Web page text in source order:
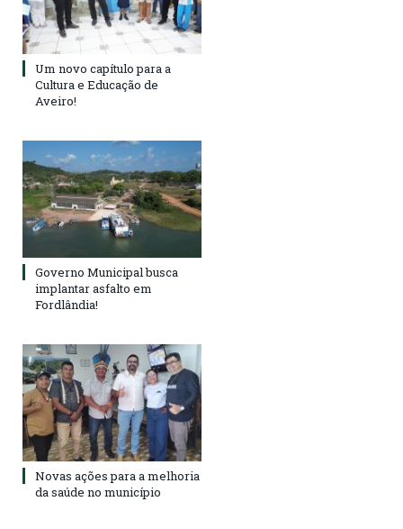
Um novo capítulo para a
Cultura e Educação de
Aveiro!
Governo Municipal busca
implantar asfalto em
Fordlândia!
Novas ações para a melhoria
da saúde no município